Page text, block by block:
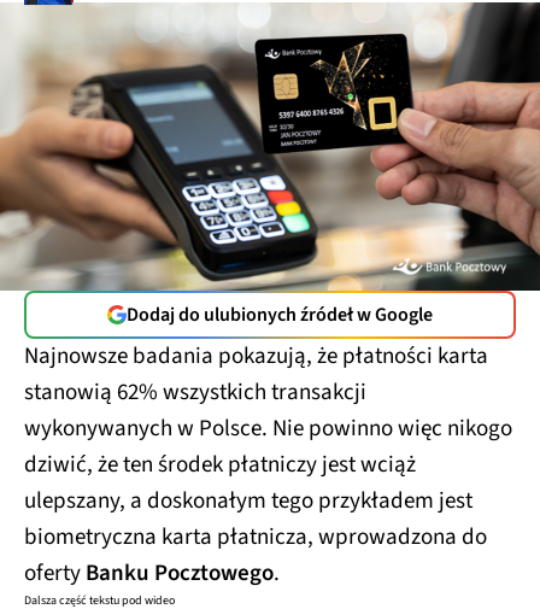
Dodaj do ulubionych źródeł w Google
Najnowsze badania pokazują, że płatności karta
stanowią 62% wszystkich transakcji
wykonywanych w Polsce. Nie powinno więc nikogo
dziwić, że ten środek płatniczy jest wciąż
ulepszany, a doskonałym tego przykładem jest
biometryczna karta płatnicza, wprowadzona do
ofertyBanku Pocztowego.
Dalsza część tekstu pod wideo